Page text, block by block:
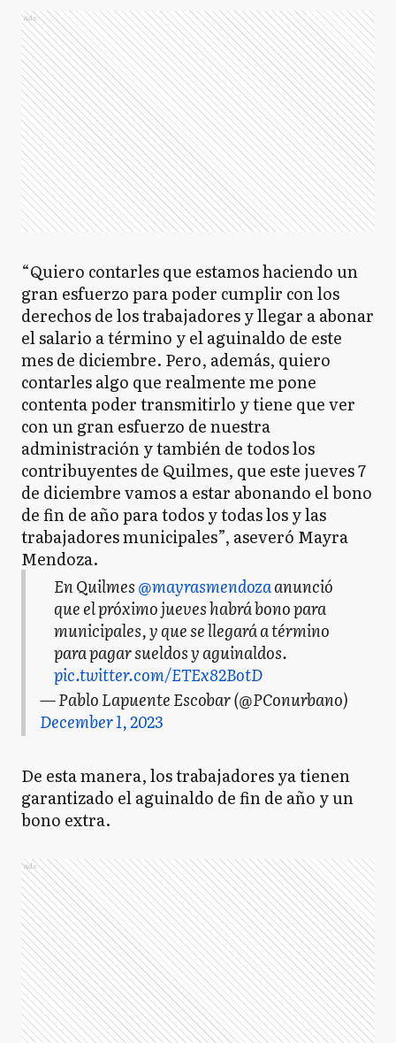
Ads
“Quiero contarles que estamos haciendo un
gran esfuerzo para poder cumplir con los
derechos de los trabajadores y llegar a abonar
el salario a término y el aguinaldo de este
mes de diciembre. Pero, además, quiero
contarles algo que realmente me pone
contenta poder transmitirlo y tiene que ver
con un gran esfuerzo de nuestra
administración y también de todos los
contribuyentes de Quilmes, que este jueves 7
de diciembre vamos a estar abonando el bono
de fin de año para todos y todas los y las
trabajadores municipales”, aseveró Mayra
Mendoza.
En Quilmes@mayrasmendozaanunció
que el próximo jueves habrá bono para
municipales, y que se llegará a término
para pagar sueldos y aguinaldos.
pic.twitter.com/ETEx82BotD
— Pablo Lapuente Escobar (@PConurbano)
December 1, 2023
De esta manera, los trabajadores ya tienen
garantizado el aguinaldo de fin de año y un
bono extra.
Ads